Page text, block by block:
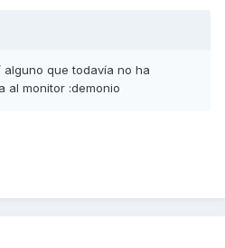
que todavía no ha
al monitor :demonio